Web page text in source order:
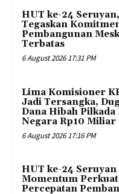
HUT ke-24
Tegaskan
Pembangunan
Terbatas
6 August 2026 17:31 PM
Lima Komisioner
Jadi Tersangka,
Dana Hibah Pilkada
Negara Rp10 Miliar
6 August 2026 17:16 PM
HUT ke-24 Seruyan
Momentum
Percepatan